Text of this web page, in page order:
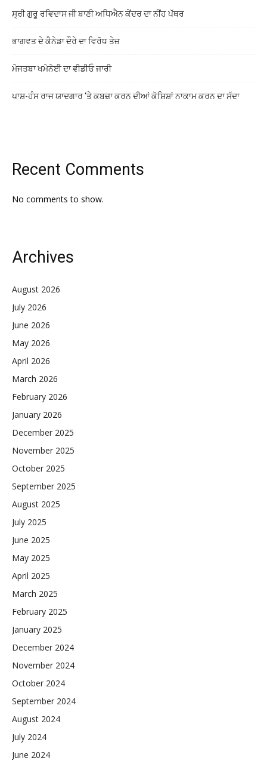
ਸ੍ਰੀ ਗੁਰੂ ਰਵਿਦਾਸ ਜੀ ਬਾਣੀ ਅਧਿਐਨ ਕੇਂਦਰ ਦਾ ਨੀਂਹ ਪੱਥਰ
ਭਾਗਵਤ ਦੇ ਕੈਨੇਡਾ ਦੌਰੇ ਦਾ ਵਿਰੋਧ ਤੇਜ਼
ਮੋਜਤਬਾ ਖਮੇਨੇਈ ਦਾ ਵੀਡੀਓ ਜਾਰੀ
ਪਾਸ਼-ਹੰਸ ਰਾਜ ਯਾਦਗਾਰ ‘ਤੇ ਕਬਜ਼ਾ ਕਰਨ ਦੀਆਂ ਕੋਸ਼ਿਸ਼ਾਂ ਨਾਕਾਮ ਕਰਨ ਦਾ ਸੱਦਾ
Recent Comments
No comments to show.
Archives
August 2026
July 2026
June 2026
May 2026
April 2026
March 2026
February 2026
January 2026
December 2025
November 2025
October 2025
September 2025
August 2025
July 2025
June 2025
May 2025
April 2025
March 2025
February 2025
January 2025
December 2024
November 2024
October 2024
September 2024
August 2024
July 2024
June 2024